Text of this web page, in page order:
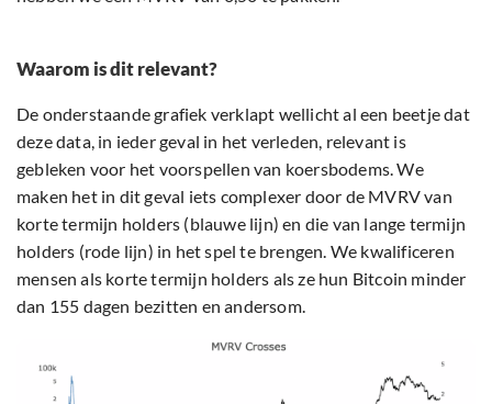
Waarom is dit relevant?
De onderstaande grafiek verklapt wellicht al een beetje dat
deze data, in ieder geval in het verleden, relevant is
gebleken voor het voorspellen van koersbodems. We
maken het in dit geval iets complexer door de MVRV van
korte termijn holders (blauwe lijn) en die van lange termijn
holders (rode lijn) in het spel te brengen. We kwalificeren
mensen als korte termijn holders als ze hun Bitcoin minder
dan 155 dagen bezitten en andersom.